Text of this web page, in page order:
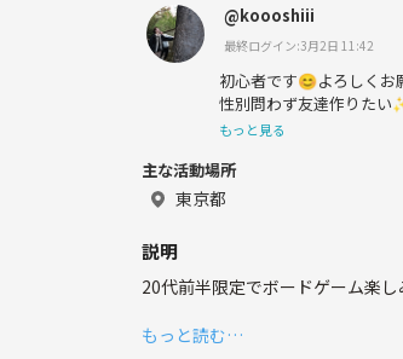
@koooshiii
最終ログイン:3月2日 11:42
初心者です😊よろしく
性別問わず友達作りたい
もっと見る
主な活動場所
東京都
説明
20代前半限定でボードゲーム楽し
もっと読む…